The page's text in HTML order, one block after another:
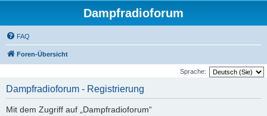
Dampfradioforum
FAQ
Foren-Übersicht
Sprache:
Dampfradioforum - Registrierung
Mit dem Zugriff auf „Dampfradioforum“